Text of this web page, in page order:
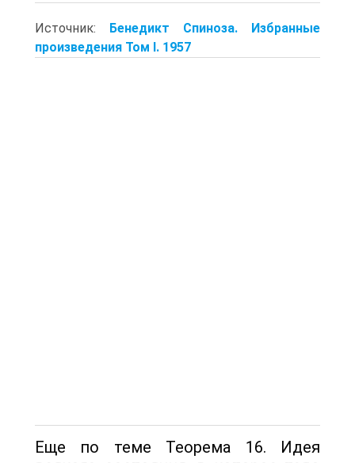
Источник: Бенедикт Спиноза. Избранные
произведения Том I. 1957
Еще по теме Теорема 16. Идея